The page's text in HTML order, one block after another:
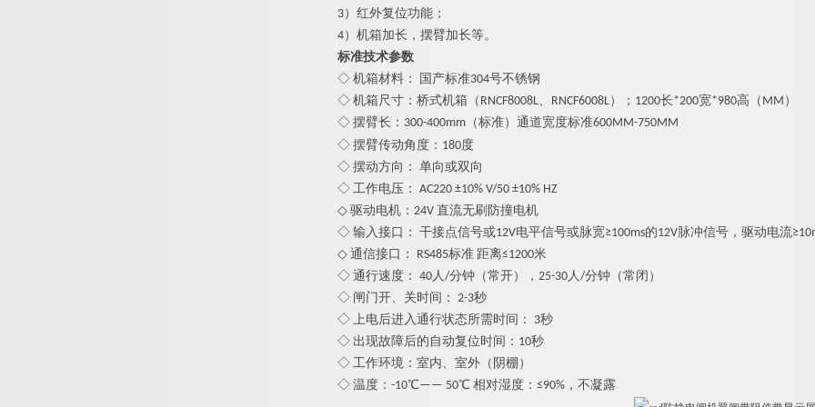
3）红外复位功能；
4）机箱加长，摆臂加长等。
标准技术参数
◇ 机箱材料： 国产标准304号不锈钢
◇ 机箱尺寸：桥式机箱（RNCF8008L、RNCF6008L）；1200长*200宽*980高（MM）
◇ 摆臂长： 300-400mm（标准） 通道宽度标准600MM-750MM
◇ 摆臂传动角度：180度
◇ 摆动方向： 单向或双向
◇ 工作电压： AC220 ±10% V/50 ±10% HZ
◇ 驱动电机：24V 直流无刷防撞电机
◇ 输入接口： 干接点信号或12V电平信号或脉宽≥100ms的12V脉冲信号，驱动电流
◇ 通信接口： RS485标准 距离≤1200米
◇ 通行速度： 40人/分钟（常开），25-30人/分钟（常闭）
◇ 闸门开、关时间： 2-3秒
◇ 上电后进入通行状态所需时间： 3秒
◇ 出现故障后的自动复位时间：10秒
◇ 工作环境：室内、室外（阴棚）
◇ 温度：-10℃—— 50℃ 相对湿度：≤90%，不凝露